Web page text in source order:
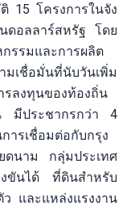
15 โครงการในจัง
ดอลลาร์สหรัฐ โดย
รรมและการผลิต
เชื่อมั่นที่นับวันเพิ่ม
รลงทุนของท้องถิ่น
น มีประชากรกว่า 4
ารเชื่อมต่อกับกรุง
ดนาม กลุ่มประเทศ
ขันได้ ที่ดินสำหรับ
และแหล่งแรงงาน